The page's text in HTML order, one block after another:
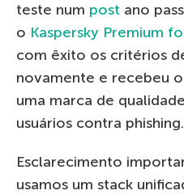
teste num post ano
o Kaspersky Premium
com êxito os critérios
novamente e recebeu
uma marca de
usuários contra phishing.
Esclarecimento
usamos um stack